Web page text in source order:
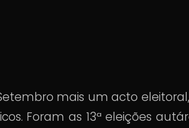
mais um acto
Foram as 13ª eleições